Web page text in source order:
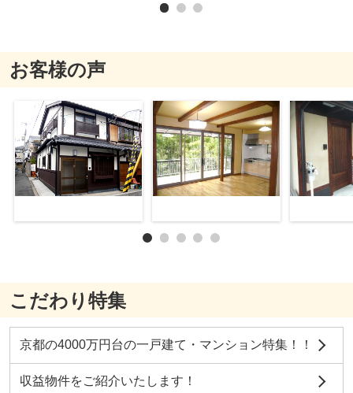
お客様の声
こだわり特集
京都の4000万円台の一戸建て・マンション特集！！
収益物件をご紹介いたします！